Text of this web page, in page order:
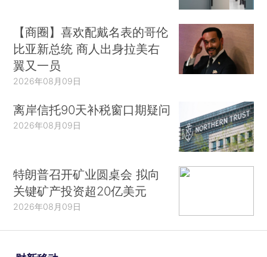
【商圈】喜欢配戴名表的哥伦
比亚新总统 商人出身拉美右
翼又一员
2026年08月09日
离岸信托90天补税窗口期疑问
2026年08月09日
特朗普召开矿业圆桌会 拟向
关键矿产投资超20亿美元
2026年08月09日